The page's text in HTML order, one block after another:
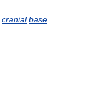
cranial base